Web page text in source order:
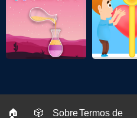
🏠 🎲 SobreTermos de